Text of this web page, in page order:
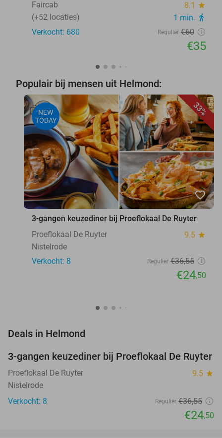
Faircab
8.1 star
(+52 locaties) 1 min. directions_walk
Verkocht: 680 Regulier €60
€35
Populair bij mensen uit Helmond:
33%
NEW
TODAY
favorite_border
3-gangen keuzediner bij Proeflokaal De Ruyter
Proeflokaal De Ruyter
9.5 star
Nistelrode
Verkocht: 8
Regulier €36,55
€24,50
Deals in Helmond
33%
NEW
TODAY
3-gangen keuzediner bij Proeflokaal De Ruyter
Proeflokaal De Ruyter 9.5 star
Nistelrode
Verkocht: 8
Regulier €36,55
€24,50